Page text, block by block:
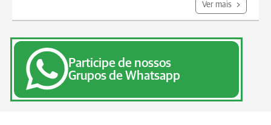
Ver mais
Participe de nossos
Grupos de Whatsapp